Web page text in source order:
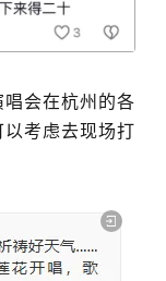
会在杭州的各
考虑去现场打